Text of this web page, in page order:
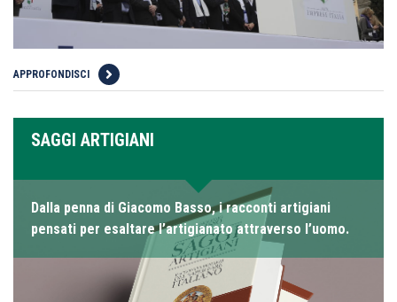
APPROFONDISCI
SAGGI ARTIGIANI
Dalla penna di Giacomo Basso, i racconti artigiani
pensati per esaltare l’artigianato attraverso l’uomo.